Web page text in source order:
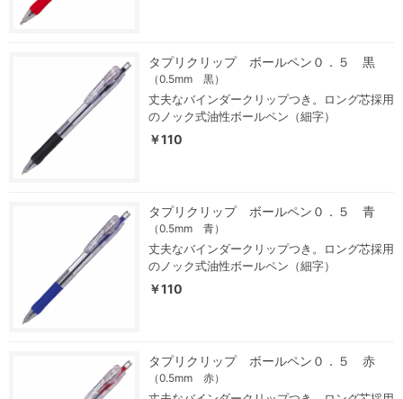
タプリクリップ ボールペン０．５ 黒
（0.5mm 黒）
丈夫なバインダークリップつき。ロング芯採用
のノック式油性ボールペン（細字）
￥110
タプリクリップ ボールペン０．５ 青
（0.5mm 青）
丈夫なバインダークリップつき。ロング芯採用
のノック式油性ボールペン（細字）
￥110
タプリクリップ ボールペン０．５ 赤
（0.5mm 赤）